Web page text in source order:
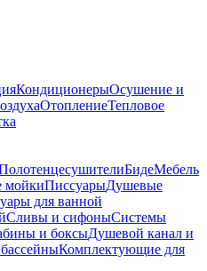
КондиционерыОсушение и
ОтоплениеТепловое
БидеМебель
мойкиПиссуарыДушевые
для ванной
Сливы и сифоныСистемы
и боксыДушевой канал и
Комплектующие для